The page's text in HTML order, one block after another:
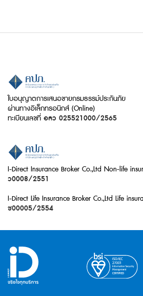
ใบอนุญาตการเสนอขายกรมธรรม์ประกันภัย
ผ่านทางอิเล็กทรอนิกส์ (Online)
ทะเบียนเลขที่ อลว 025521000/2565
I-Direct Insurance Broker Co.,Ltd Non-life
ว0008/2551
I-Direct Life Insurance Broker Co.,Ltd Life
ช00005/2554